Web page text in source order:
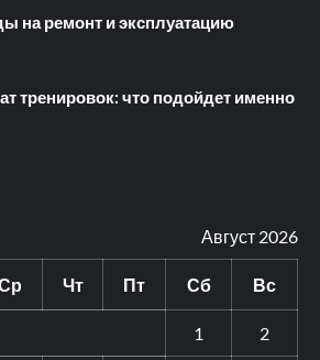
на ремонт и эксплуатацию
тренировок: что подойдет именно
Август 2026
Чт Пт Сб Вс
1 2